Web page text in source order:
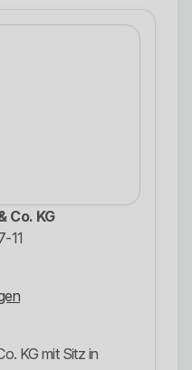
Co. KG
11
KG mit Sitz in